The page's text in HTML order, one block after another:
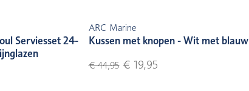
Serviesset 24-
ARC Marine
Kussen met knopen - Wit met blauw
€ 44,95€ 19,95